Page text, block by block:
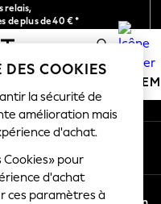
relais,
de plus de 40 € *
ouvrés*
DES COOKIES
la sécurité de
amélioration mais
d'achat.
Cookies» pour
d'achat
ces paramètres à